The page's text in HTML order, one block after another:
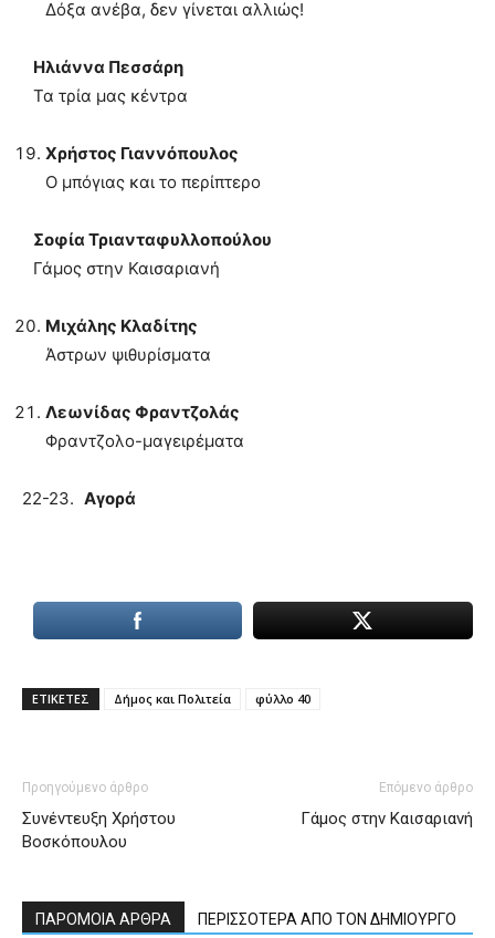
Δόξα ανέβα, δεν γίνεται αλλιώς!
Ηλιάννα Πεσσάρη
Τα τρία μας κέντρα
Χρήστος Γιαννόπουλος
Ο μπόγιας και το περίπτερο
Σοφία Τριανταφυλλοπούλου
Γάμος στην Καισαριανή
Μιχάλης Κλαδίτης
Άστρων ψιθυρίσματα
Λεωνίδας Φραντζολάς
Φραντζολο-μαγειρέματα
22-23. Αγορά
ΕΤΙΚΕΤΕΣ Δήμος και Πολιτεία φύλλο 40
Προηγούμενο άρθρο
Συνέντευξη Χρήστου
Βοσκόπουλου
Επόμενο άρθρο
Γάμος στην Καισαριανή
ΠΑΡΟΜΟΙΑ ΑΡΘΡΑ ΠΕΡΙΣΣΟΤΕΡΑ ΑΠΟ ΤΟΝ ΔΗΜΙΟΥΡΓΟ